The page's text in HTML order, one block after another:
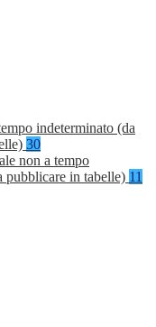
indeterminato (da
30
non a tempo
pubblicare in tabelle) 11